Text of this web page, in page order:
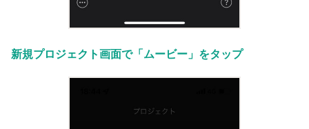
新規プロジェクト画面で「ムービー」をタップ